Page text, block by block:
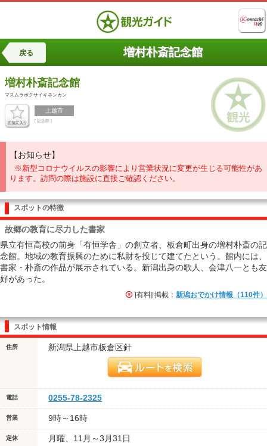
戻る 増村朴斎記念館
増村朴斎記念館
マスムラボクサイキネンカン
上越市
[ 記念館 ]
【お知らせ】
※新型コロナウイルスの影響により営業状況に変更が生じる可能性があ
ります。訪問の際は施設に直接ご確認ください。
スポットの特徴
故郷の教育に尽力した書家
県立有恒高校の前身「有恒学舎」の創立者、板倉町出身の増村朴斎の記
念館。地域の教育振興のために私財を投じて建てたという。館内には、
書家・朴斎の作品が展示されている。新潟出身の歌人、会津八一とも友
好があった。
[有料] 掲載： 新潟おでかけ情報（110件）
スポット情報
住所 新潟県上越市板倉区針
電話 0255-78-2325
営業 9時～16時
定休 月曜、11月～3月31日